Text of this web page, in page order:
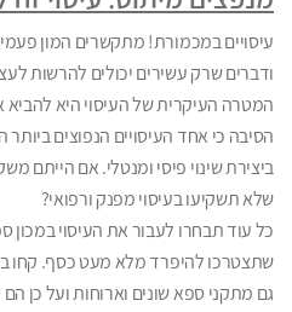
עיסויים במכמורת! מתקשרים המון
ודברים שרק עשירים יכולים להרשות
המטרה העיקרית של העיסוי היא
הסיבה כי אחד העיסויים הנפוצים
ביצירת שינוי פיסי ומנטלי. אם הייתם
שלא תשקיעו בעיסוי מפנק ורפואי?
כל עוד תבחרו לעבור את העיסוי במכון
שתצטרכו להיפרד מלא מעט כסף. קחו
גם מתקני ספא שונים וארוחות ועל כן